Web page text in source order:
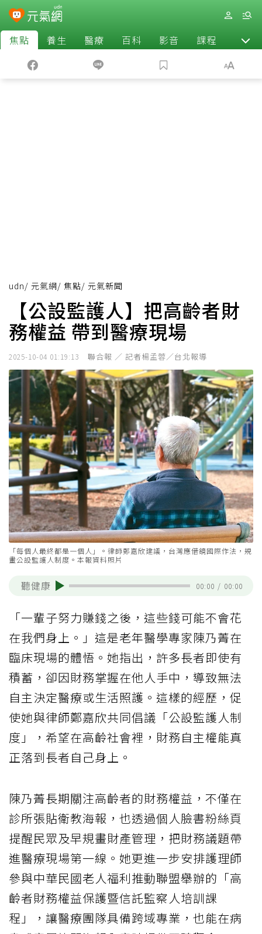
焦點 養生 醫療 百科 影音 課程 退休
udn/ 元氣網/ 焦點/ 元氣新聞
【公設監護人】把高齡者財
務權益 帶到醫療現場
2025-10-04 01:19:13 聯合報 ／ 記者楊孟蓉／台北報導
「每個人最終都是一個人」。律師鄭嘉欣建議，台灣應借鏡國際作法，規
畫公設監護人制度。本報資料照片
聽健康 00:00 / 00:00
「一輩子努力賺錢之後，這些錢可能不會花
在我們身上。」這是老年醫學專家陳乃菁在
臨床現場的體悟。她指出，許多長者即使有
積蓄，卻因財務掌握在他人手中，導致無法
自主決定醫療或生活照護。這樣的經歷，促
使她與律師鄭嘉欣共同倡議「公設監護人制
度」，希望在高齡社會裡，財務自主權能真
正落到長者自己身上。
陳乃菁長期關注高齡者的財務權益，不僅在
診所張貼衛教海報，也透過個人臉書粉絲頁
提醒民眾及早規畫財產管理，把財務議題帶
進醫療現場第一線。她更進一步安排護理師
參與中華民國老人福利推動聯盟舉辦的「高
齡者財務權益保護暨信託監察人培訓課
程」，讓醫療團隊具備跨域專業，也能在病